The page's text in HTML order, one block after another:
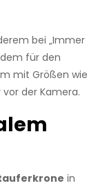
bei „Immer
für den
mit Größen wie
der Kamera.
in